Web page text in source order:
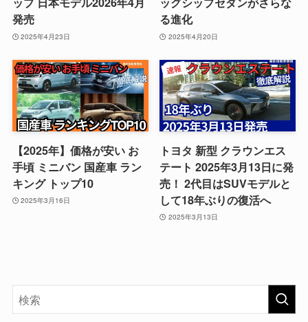
発売
2025年4月23日
る進化
2025年4月20日
【2025年】価格が安い お
手頃 ミニバン 国産車 ラン
キング トップ10
2025年3月16日
トヨタ 新型 クラウンエス
テート 2025年3月13日に発
売！ 2代目はSUVモデルと
して18年ぶりの復活へ
2025年3月13日